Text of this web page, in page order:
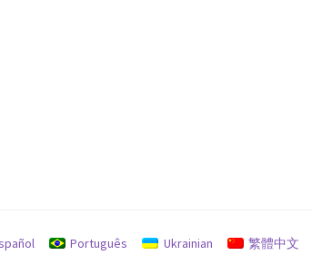
Português Ukrainian 繁體中文